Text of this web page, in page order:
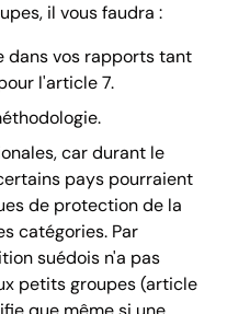
il vous faudra :
dans vos rapports tant
l'article 7.
car durant le
pays pourraient
de protection de la
catégories. Par
suédois n'a pas
petits groupes (article